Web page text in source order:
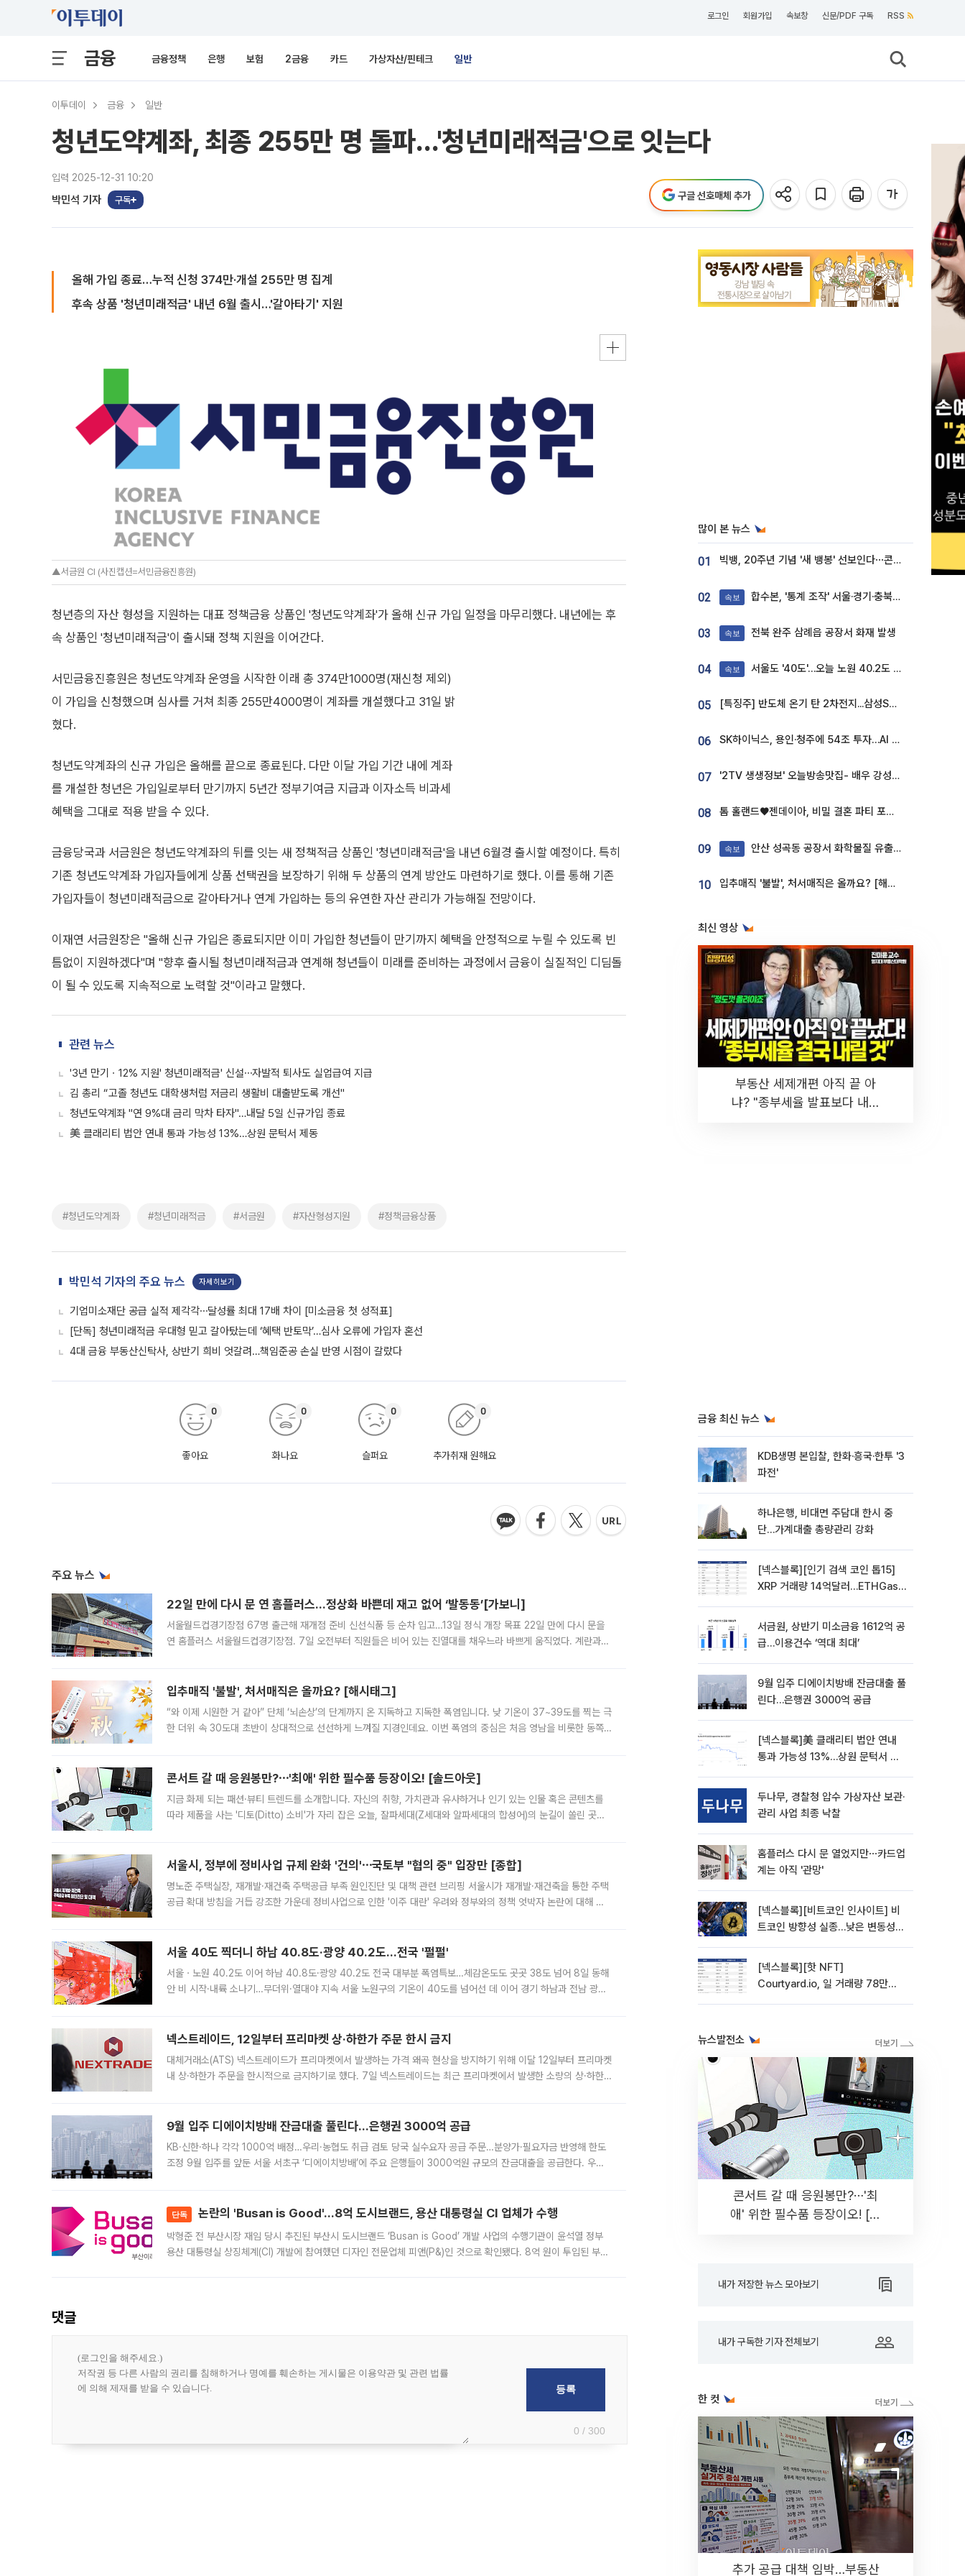
로그인 회원가입 속보창 신문/PDF 구독 RSS
금융 금융정책 은행 보험 2금융 카드 가상자산/핀테크 일반
이투데이 금융 일반
청년도약계좌, 최종 255만 명 돌파…'청년미래적금'으로 잇는다
입력 2025-12-31 10:20
박민석 기자 구독 구글 선호매체 추가
올해 가입 종료…누적 신청 374만·개설 255만 명 집계
후속 상품 '청년미래적금' 내년 6월 출시…'갈아타기' 지원
▲서금원 CI (사진캡션=서민금융진흥원)
청년층의 자산 형성을 지원하는 대표 정책금융 상품인 '청년도약계좌'가 올해 신규 가입 일정을 마무리했다. 내년에는 후
속 상품인 '청년미래적금'이 출시돼 정책 지원을 이어간다.
서민금융진흥원은 청년도약계좌 운영을 시작한 이래 총 374만1000명(재신청 제외)
이 가입을 신청했으며 심사를 거쳐 최종 255만4000명이 계좌를 개설했다고 31일 밝
혔다.
청년도약계좌의 신규 가입은 올해를 끝으로 종료된다. 다만 이달 가입 기간 내에 계좌
를 개설한 청년은 가입일로부터 만기까지 5년간 정부기여금 지급과 이자소득 비과세
혜택을 그대로 적용 받을 수 있다.
금융당국과 서금원은 청년도약계좌의 뒤를 잇는 새 정책적금 상품인 '청년미래적금'을 내년 6월경 출시할 예정이다. 특히
기존 청년도약계좌 가입자들에게 상품 선택권을 보장하기 위해 두 상품의 연계 방안도 마련하기로 했다. 이를 통해 기존
가입자들이 청년미래적금으로 갈아타거나 연계 가입하는 등의 유연한 자산 관리가 가능해질 전망이다.
이재연 서금원장은 "올해 신규 가입은 종료되지만 이미 가입한 청년들이 만기까지 혜택을 안정적으로 누릴 수 있도록 빈
틈없이 지원하겠다"며 "향후 출시될 청년미래적금과 연계해 청년들이 미래를 준비하는 과정에서 금융이 실질적인 디딤돌
이 될 수 있도록 지속적으로 노력할 것"이라고 말했다.
관련 뉴스
'3년 만기ㆍ12% 지원' 청년미래적금' 신설⋯자발적 퇴사도 실업급여 지급
김 총리 “고졸 청년도 대학생처럼 저금리 생활비 대출받도록 개선"
청년도약계좌 "연 9%대 금리 막차 타자"…내달 5일 신규가입 종료
美 클래리티 법안 연내 통과 가능성 13%…상원 문턱서 제동
#청년도약계좌 #청년미래적금 #서금원 #자산형성지원 #정책금융상품
박민석 기자의 주요 뉴스 자세히보기
기업미소재단 공급 실적 제각각⋯달성률 최대 17배 차이 [미소금융 첫 성적표]
[단독] 청년미래적금 우대형 믿고 갈아탔는데 ‘혜택 반토막’…심사 오류에 가입자 혼선
4대 금융 부동산신탁사, 상반기 희비 엇갈려…책임준공 손실 반영 시점이 갈랐다
좋아요
0
화나요
0
슬퍼요
0
추가취재 원해요
0
주요 뉴스
22일 만에 다시 문 연 홈플러스…정상화 바쁜데 재고 없어 ‘발동동’[가보니]
서울월드컵경기장점 67명 출근해 재개점 준비 신선식품 등 순차 입고…13일 정식 개장 목표 22일 만에 다시 문을
연 홈플러스 서울월드컵경기장점. 7일 오전부터 직원들은 비어 있는 진열대를 채우느라 바쁘게 움직였다. 계란과
입추매직 '불발', 처서매직은 올까요? [해시태그]
“와 이제 시원한 거 같아” 단체 ‘뇌손상’의 단계까지 온 지독하고 지독한 폭염입니다. 낮 기온이 37~39도를 찍는 극
한 더위 속 30도대 초반이 상대적으로 선선하게 느껴질 지경인데요. 이번 폭염의 중심은 처음 영남을 비롯한 동쪽
콘서트 갈 때 응원봉만?⋯'최애' 위한 필수품 등장이오! [솔드아웃]
지금 화제 되는 패션·뷰티 트렌드를 소개합니다. 자신의 취향, 가치관과 유사하거나 인기 있는 인물 혹은 콘텐츠를
따라 제품을 사는 '디토(Ditto) 소비'가 자리 잡은 오늘, 잘파세대(Z세대와 알파세대의 합성어)의 눈길이 쏠린 곳은
서울시, 정부에 정비사업 규제 완화 '건의'⋯국토부 "협의 중" 입장만 [종합]
명노준 주택실장, 재개발·재건축 주택공급 부족 원인진단 및 대책 관련 브리핑 서울시가 재개발·재건축을 통한 주택
공급 확대 방침을 거듭 강조한 가운데 정비사업으로 인한 '이주 대란' 우려와 정부와의 정책 엇박자 논란에 대해 정
서울 40도 찍더니 하남 40.8도·광양 40.2도…전국 '펄펄'
서울ㆍ노원 40.2도 이어 하남 40.8도·광양 40.2도 전국 대부분 폭염특보…체감온도도 곳곳 38도 넘어 8일 동해
안 비 시작·내륙 소나기…무더위·열대야 지속 서울 노원구의 기온이 40도를 넘어선 데 이어 경기 하남과 전남 광양
넥스트레이드, 12일부터 프리마켓 상·하한가 주문 한시 금지
대체거래소(ATS) 넥스트레이드가 프리마켓에서 발생하는 가격 왜곡 현상을 방지하기 위해 이달 12일부터 프리마켓
내 상·하한가 주문을 한시적으로 금지하기로 했다. 7일 넥스트레이드는 최근 프리마켓에서 발생한 소량의 상·하한
9월 입주 디에이치방배 잔금대출 풀린다…은행권 3000억 공급
KB·신한·하나 각각 1000억 배정…우리·농협도 취급 검토 당국 실수요자 공급 주문…분양가·필요자금 반영해 한도
조정 9월 입주를 앞둔 서울 서초구 ‘디에이치방배’에 주요 은행들이 3000억원 규모의 잔금대출을 공급한다. 우리
단독 논란의 'Busan is Good'…8억 도시브랜드, 용산 대통령실 CI 업체가 수행
박형준 전 부산시장 재임 당시 추진된 부산시 도시브랜드 ‘Busan is Good’ 개발 사업의 수행기관이 윤석열 정부
용산 대통령실 상징체계(CI) 개발에 참여했던 디자인 전문업체 피앤(P&)인 것으로 확인됐다. 8억 원이 투입된 부산
댓글
0 / 300
많이 본 뉴스
01 빅뱅, 20주년 기념 '새 뱅봉' 선보인다⋯콘서트 앞두고 팝업 개최
02 속보 합수본, '통계 조작' 서울·경기·충북 선관위 등 추가 압수수색
03 속보 전북 완주 삼례읍 공장서 화재 발생
04 속보 서울도 '40도'…오늘 노원 40.2도 기록
05 [특징주] 반도체 온기 탄 2차전지...삼성SDI, 장 초반 7% 넘게 껑충
06 SK하이닉스, 용인·청주에 54조 투자…AI 메모리 생산기지 키운다
07 '2TV 생생정보' 오늘방송맛집- 배우 강성진 단골! 쌀국수ㆍ푸팟퐁 커리 맛집 '블○○○'
08 톰 홀랜드♥젠데이아, 비밀 결혼 파티 포착⋯호텔 대관비만 9억
09 속보 안산 성곡동 공장서 화학물질 유출 사고 발생
10 입추매직 '불발', 처서매직은 올까요? [해시태그]
최신 영상
부동산 세제개편 아직 끝 아
냐? "종부세율 발표보다 내릴
금융 최신 뉴스
KDB생명 본입찰, 한화·흥국·한투 '3
파전'
하나은행, 비대면 주담대 한시 중
단…가계대출 총량관리 강화
[넥스블록][인기 검색 코인 톱15]
XRP 거래량 14억달러…ETHGas
서금원, 상반기 미소금융 1612억 공
급…이용건수 ‘역대 최대’
9월 입주 디에이치방배 잔금대출 풀
린다…은행권 3000억 공급
[넥스블록]美 클래리티 법안 연내
통과 가능성 13%…상원 문턱서 제
두나무, 경찰청 압수 가상자산 보관·
관리 사업 최종 낙찰
홈플러스 다시 문 열었지만⋯카드업
계는 아직 '관망'
[넥스블록][비트코인 인사이트] 비
트코인 방향성 실종…낮은 변동성에
[넥스블록][핫 NFT]
Courtyard.io, 일 거래량 78만
뉴스발전소
콘서트 갈 때 응원봉만?⋯'최
애' 위한 필수품 등장이오! [솔
내가 저장한 뉴스 모아보기
내가 구독한 기자 전체보기
한 컷
추가 공급 대책 임박…부동산